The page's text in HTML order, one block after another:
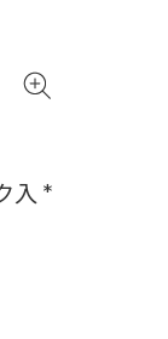
入 *